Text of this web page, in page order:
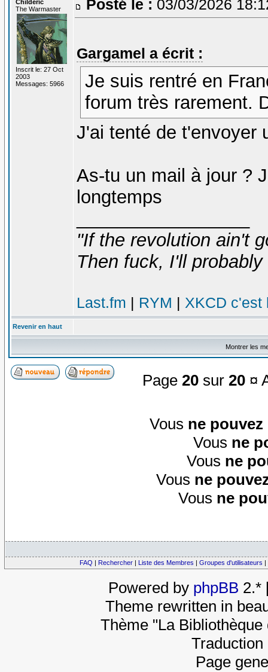
Childéric
The Warmaster
Inscrit le: 27 Oct
2003
Messages: 5966
Posté le : 03/03/2026
Gargamel a écrit :
Je suis rentré en
forum très rarement.
J'ai tenté de t'envoyer
As-tu un mail à jour ?
longtemps
"If the revolution ain't
Then fuck, I'll
Last.fm | RYM | XKCD c'est
Revenir en haut
Montrer les
Page20 sur20 ¤
Vous ne pouvez
Vous ne
Vous ne
Vous ne
Vous ne
FAQ | Rechercher | Liste des Membres | Groupes d'utilisateurs |
Powered by phpBB 2.*
Theme rewritten in
Thème "La
Page